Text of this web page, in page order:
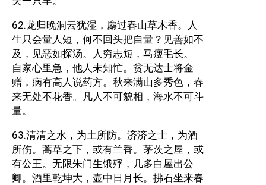
62.龙归晚洞云犹湿，麝过春山草木香。人
生只会量人短，何不回头把自量？见善如不
及，见恶如探汤。人穷志短，马瘦毛长。
自家心里急，他人未知忙。贫无达士将金
赠，病有高人说药方。秋来满山多秀色，春
来无处不花香。凡人不可貌相，海水不可斗
量。
63.清清之水，为土所防。济济之士，为酒
所伤。蒿草之下，或有兰香。茅茨之屋，或
有公王。无限朱门生饿殍，几多白屋出公
卿。酒里乾坤大，壶中日月长。拂石坐来春